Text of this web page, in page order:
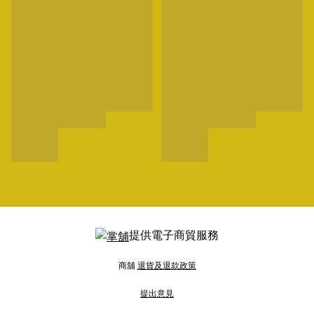
提供電子商貿服務
商舖退貨及退款政策
提出意見